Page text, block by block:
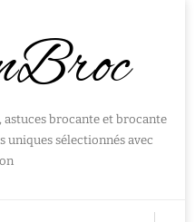
astuces brocante et brocante
uniques sélectionnés avec